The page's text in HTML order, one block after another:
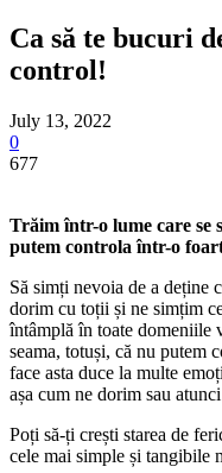
Ca să te bucuri
control!
July 13, 2022
0
677
Trăim într-o lume care se
putem controla într-o
Să simți nevoia de a deține
dorim cu toții și ne simțim
întâmplă în toate domeniile
seama, totuși, că nu putem
face asta duce la multe
așa cum ne dorim sau
Poți să-ți crești starea de
cele mai simple și tangibile